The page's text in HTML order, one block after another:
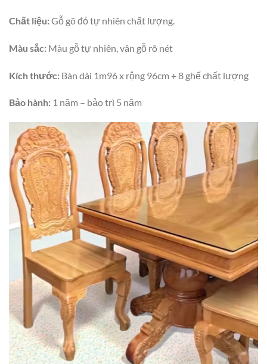
Chất liệu:Gỗ gõ đỏ tự nhiên chất lượng.
Màu sắc: Màu gỗ tự nhiên, vân gỗ rõ nét
Kích thước: Bàn dài 1m96 x rộng 96cm + 8 ghế chất lượng
Bảo hành: 1 năm – bảo trì 5 năm